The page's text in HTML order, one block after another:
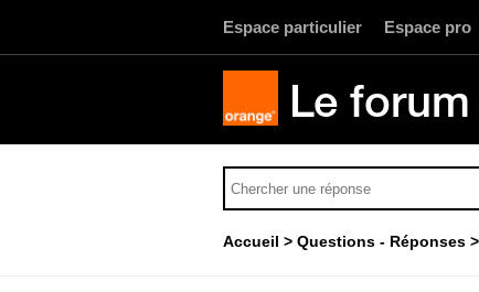
Espace particulier Espace pro
Le
Accueil Questions - Réponses